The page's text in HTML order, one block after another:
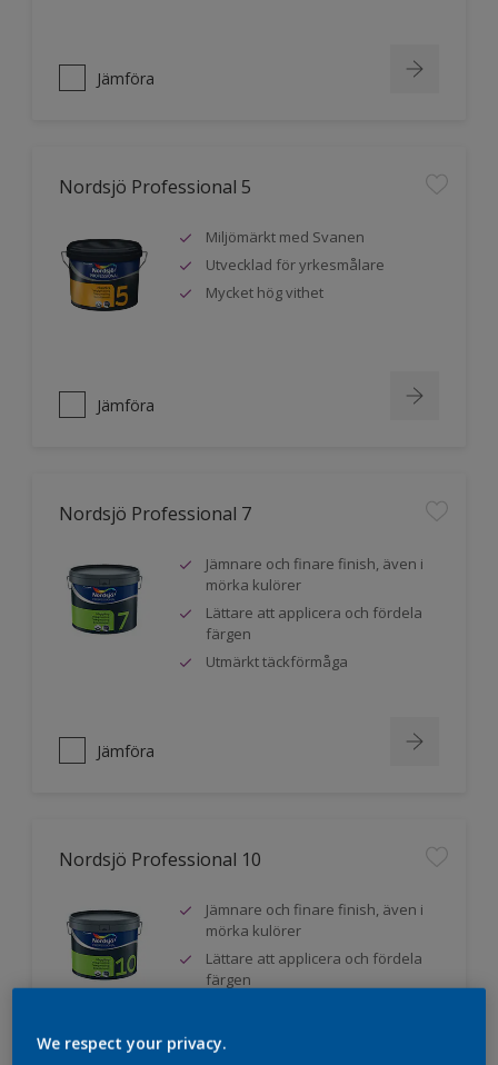
Jämföra
Nordsjö Professional 5
Miljömärkt med Svanen
Utvecklad för yrkesmålare
Mycket hög vithet
Jämföra
Nordsjö Professional 7
Jämnare och finare finish, även i
mörka kulörer
Lättare att applicera och fördela
färgen
Utmärkt täckförmåga
Jämföra
Nordsjö Professional 10
Jämnare och finare finish, även i
mörka kulörer
Lättare att applicera och fördela
färgen
We respect your privacy.